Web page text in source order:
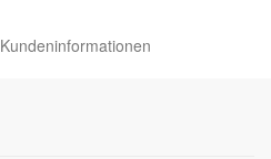
Kundeninformationen